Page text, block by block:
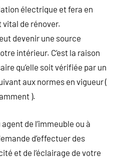
électrique et fera en
vital de rénover.
devenir une source
intérieur. C’est la raison
qu’elle soit vérifiée par un
aux normes en vigueur (
).
de l’immeuble ou à
d’effectuer des
et de l’éclairage de votre